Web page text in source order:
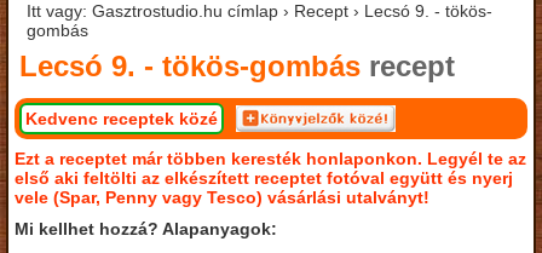
Itt vagy: Gasztrostudio.hu címlap › Recept › Lecsó 9. - tökös-
gombás
Lecsó 9. - tökös-gombás recept
Kedvenc receptek közé
Ezt a receptet már többen keresték honlaponkon. Legyél te az
első aki feltölti az elkészített receptet fotóval együtt és nyerj
vele (Spar, Penny vagy Tesco) vásárlási utalványt!
Mi kellhet hozzá? Alapanyagok: